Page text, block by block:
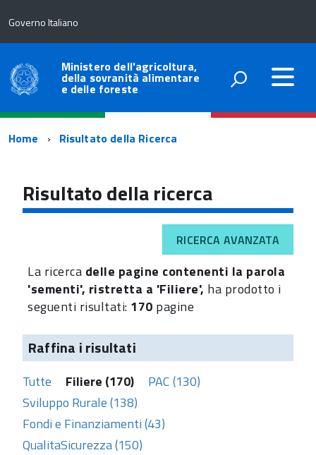
Governo Italiano
Ministero dell'agricoltura,
della sovranità alimentare
e delle foreste
Percorso
navigazione
Home Risultato della Ricerca
Risultato della ricerca
RICERCA AVANZATA
La ricerca delle pagine contenenti la parola
'sementi', ristretta a 'Filiere', ha prodotto i
seguenti risultati: 170 pagine
Raffina i risultati
Tutte Filiere (170)
PAC (130)
Sviluppo Rurale (138)
Fondi e Finanziamenti (43)
QualitaSicurezza (150)